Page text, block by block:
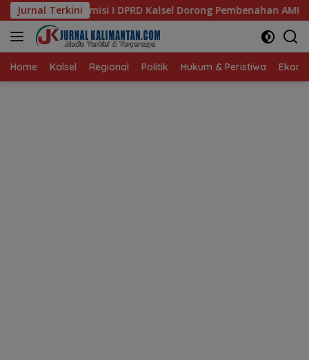
Langsung
ke
konten
Jurnal Terkini
Kalsel Dorong Pembenahan AMKS Hasanuddin
Home Kalsel Regional Politik Hukum & Peristiwa